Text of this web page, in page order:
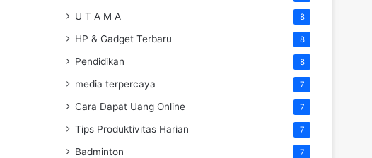
U T A M A 8
HP & Gadget Terbaru 8
Pendidikan 8
media terpercaya 7
Cara Dapat Uang Online 7
Tips Produktivitas Harian 7
Badminton 7